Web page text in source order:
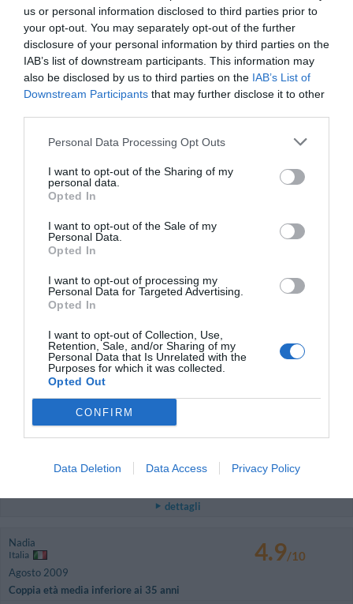
us or personal information disclosed to third parties prior to
your opt-out. You may separately opt-out of the further
disclosure of your personal information by third parties on the
IAB’s list of downstream participants. This information may
also be disclosed by us to third parties on the IAB’s List of
Downstream Participants that may further disclose it to other
Personal Data Processing Opt Outs
I want to opt-out of the Sharing of my
personal data.
Opted In
I want to opt-out of the Sale of my
Personal Data.
Opted In
I want to opt-out of processing my
Personal Data for Targeted Advertising.
Opted In
I want to opt-out of Collection, Use,
Retention, Sale, and/or Sharing of my
Personal Data that Is Unrelated with the
Purposes for which it was collected.
Opted Out
CONFIRM
Data Deletion Data Access Privacy Policy
minimum! Je n'aurai jamais du payer cette demi pension!!!
Ritornerebbe in questo hotel?
NO
dettagli
Anonimo
5.4
Ritornerebbe in questo hotel?
dettagli
Agosto 2009
Coppia età media inferiore ai 35 anni
5.4/10
The person at the reception was ridiculuously rude and didnt want to
cooperate at all. Air Conditioning was very poor.
dettagli
Gruppo
dettagli
Nadia
Italia
Agosto 2009
Coppia età media inferiore ai 35 anni
4.9/10